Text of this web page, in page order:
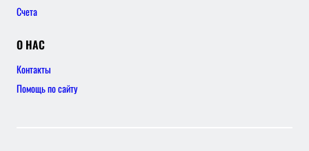
Счета
О НАС
Контакты
Помощь по сайту